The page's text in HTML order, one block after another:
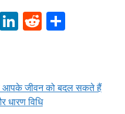
W Li
dI
R
di
t
आपके जीवन को बदल सकते हैं
धारण विधि